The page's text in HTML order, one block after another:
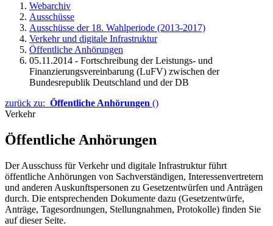
Webarchiv
Ausschüsse
Ausschüsse der 18. Wahlperiode (2013-2017)
Verkehr und digitale Infrastruktur
Öffentliche Anhörungen
05.11.2014 - Fortschreibung der Leistungs- und
Finanzierungsvereinbarung (LuFV) zwischen der
Bundesrepublik Deutschland und der DB
zurück zu: Öffentliche Anhörungen ()
Verkehr
Öffentliche Anhörungen
Der Ausschuss für Verkehr und digitale Infrastruktur führt
öffentliche Anhörungen von Sachverständigen, Interessenvertretern
und anderen Auskunftspersonen zu Gesetzentwürfen und Anträgen
durch. Die entsprechenden Dokumente dazu (Gesetzentwürfe,
Anträge, Tagesordnungen, Stellungnahmen, Protokolle) finden Sie
auf dieser Seite.